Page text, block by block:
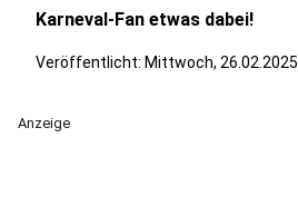
Karneval-Fan etwas dabei!
Veröffentlicht: Mittwoch,
Anzeige